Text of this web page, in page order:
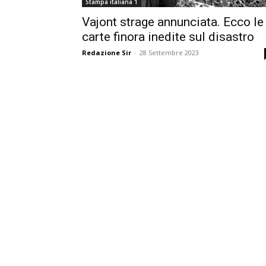
Stampa italiana 1
Vajont strage annunciata. Ecco le
carte finora inedite sul disastro
Redazione Sir - 28 Settembre 2023